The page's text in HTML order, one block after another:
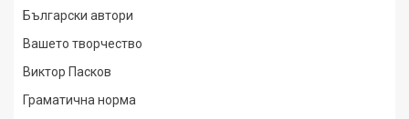
Български автори
Вашето творчество
Виктор Пасков
Граматична норма